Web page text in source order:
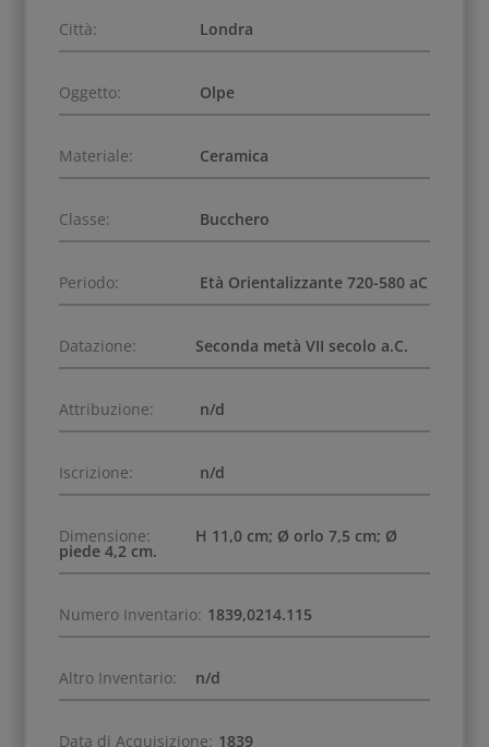
Città: Londra
Oggetto: Olpe
Materiale: Ceramica
Classe: Bucchero
Periodo: Età Orientalizzante 720-580 aC
Datazione: Seconda metà VII secolo a.C.
Attribuzione: n/d
Iscrizione: n/d
Dimensione: H 11,0 cm; Ø orlo 7,5 cm; Ø
piede 4,2 cm.
Numero Inventario: 1839,0214.115
Altro Inventario: n/d
Data di Acquisizione: 1839